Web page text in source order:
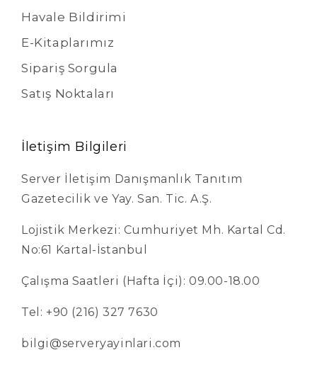
Havale Bildirimi
E-Kitaplarımız
Sipariş Sorgula
Satış Noktaları
İletişim Bilgileri
Server İletişim Danışmanlık Tanıtım
Gazetecilik ve Yay. San. Tic. A.Ş.
Lojistik Merkezi: Cumhuriyet Mh. Kartal Cd.
No:61 Kartal-İstanbul
Çalışma Saatleri (Hafta İçi): 09.00-18.00
Tel: +90 (216) 327 7630
bilgi@serveryayinlari.com